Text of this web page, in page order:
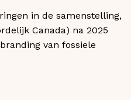
in de samenstelling,
Canada) na 2025
van fossiele